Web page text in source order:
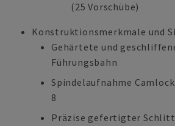
(25 Vorschübe)
Konstruktionsmerkmale und
Gehärtete und
Führungsbahn
Spindelaufnahme Camlock
8
Präzise gefertigter